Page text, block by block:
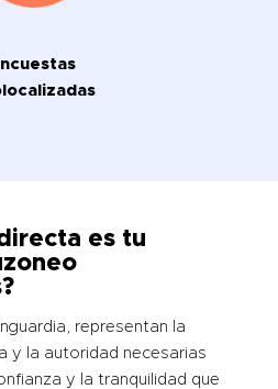
es tu
representan la
y la autoridad necesarias
y la tranquilidad que